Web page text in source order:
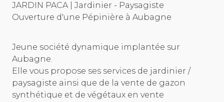
JARDIN PACA | Jardinier - Paysagiste
Ouverture d'une Pépinière à Aubagne
Jeune société dynamique implantée sur
Aubagne.
Elle vous propose ses services de jardinier /
paysagiste ainsi que de la vente de gazon
synthétique et de végétaux en vente